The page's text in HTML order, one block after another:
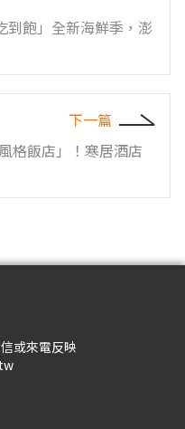
到飽」全新海鮮季，澎
下一篇
格飯店」！寒居酒店
或來電反映